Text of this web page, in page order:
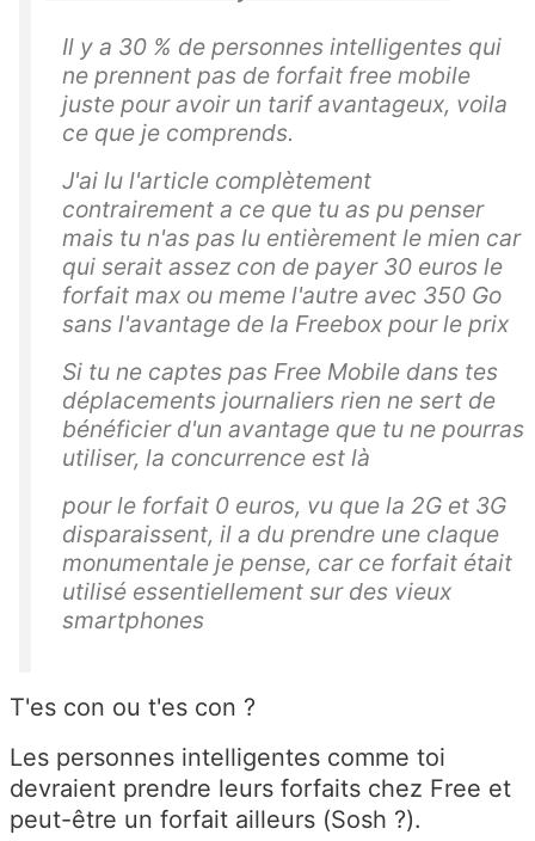
Il y a 30 % de personnes intelligentes qui
ne prennent pas de forfait free mobile
juste pour avoir un tarif avantageux, voila
ce que je comprends.
J'ai lu l'article complètement
contrairement a ce que tu as pu penser
mais tu n'as pas lu entièrement le mien car
qui serait assez con de payer 30 euros le
forfait max ou meme l'autre avec 350 Go
sans l'avantage de la Freebox pour le prix
Si tu ne captes pas Free Mobile dans tes
déplacements journaliers rien ne sert de
bénéficier d'un avantage que tu ne pourras
utiliser, la concurrence est là
pour le forfait 0 euros, vu que la 2G et 3G
disparaissent, il a du prendre une claque
monumentale je pense, car ce forfait était
utilisé essentiellement sur des vieux
smartphones
T'es con ou t'es con ?
Les personnes intelligentes comme toi
devraient prendre leurs forfaits chez Free et
peut-être un forfait ailleurs (Sosh ?).